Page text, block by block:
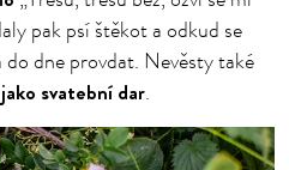
pak psí štěkot a odkud se
dne provdat. Nevěsty také
svatební dar.